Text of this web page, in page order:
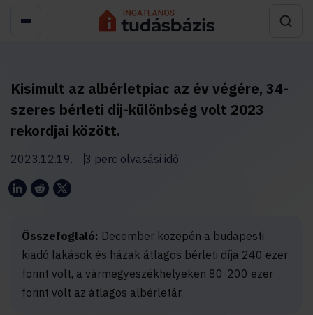
Kisimult az albérletpiac az év végére, 34-
szeres bérleti díj-különbség volt 2023
rekordjai között.
2023.12.19. 3 perc olvasási idő
Összefoglaló: December közepén a budapesti
kiadó lakások és házak átlagos bérleti díja 240 ezer
forint volt, a vármegyeszékhelyeken 80-200 ezer
forint volt az átlagos albérletár.